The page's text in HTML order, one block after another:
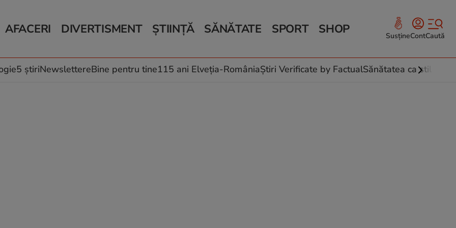
AFACERI
Auto
Locuri de muncă
DIVERTISMENT
Horoscop
Muzică și Filme
ȘTIINȚĂ
Schimbări climatice
SĂNĂTATE
Relații
Rețete culinare
SPORT SHOP SusțineContCaută
5 știriNewslettereBine pentru tine115 ani Elveția-RomâniaȘtiri Verificate by FactualSănătatea ca stil de